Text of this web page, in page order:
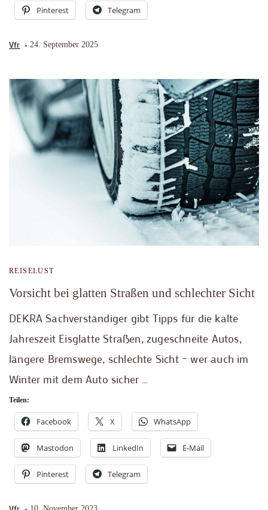
Pinterest Telegram
Vfr 24. September 2025
REISELUST
Vorsicht bei glatten Straßen und schlechter Sicht
DEKRA Sachverständiger gibt Tipps für die kalte
Jahreszeit Eisglatte Straßen, zugeschneite Autos,
längere Bremswege, schlechte Sicht – wer auch im
Winter mit dem Auto sicher …
Teilen:
Facebook X WhatsApp
Mastodon LinkedIn E-Mail
Pinterest Telegram